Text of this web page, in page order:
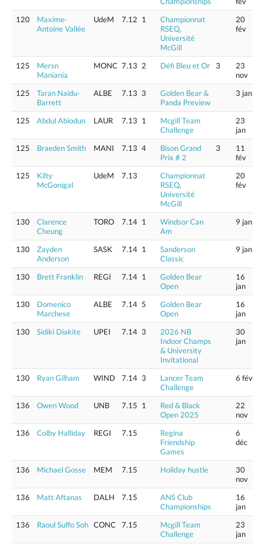
120
Maxime-
Antoine Vallée
UdeM 7.12 1
Championnat
RSEQ,
Université
McGill
20
fév
125
Mersn
Maniania
MONC 7.13 2 Défi Bleu et Or 3
23
nov
125
Taran Naidu-
Barrett
ALBE 7.13 3
Golden Bear &
Panda Preview
3 jan
125 Abdul Abiodun LAUR 7.13 1
Mcgill Team
Challenge
23
jan
125
Braeden Smith MANI 7.13 4
Bison Grand
Prix # 2
3
11
fév
125
Kilty
McGonigal
UdeM 7.13
Championnat
RSEQ,
Université
McGill
20
fév
130
Clarence
Cheung
TORO 7.14 1
Windsor Can
Am
9 jan
130
Zayden
Anderson
SASK 7.14 1
Sanderson
Classic
9 jan
130 Brett Franklin REGI 7.14 1
Golden Bear
Open
16
jan
130
Domenico
Marchese
ALBE 7.14 5
Golden Bear
Open
16
jan
130
Sidiki Diakite UPEI 7.14 3
2026 NB
Indoor Champs
& University
Invitational
30
jan
130 Ryan Gilham WIND 7.14 3
Lancer Team
Challenge
6 fév
136 Owen Wood UNB 7.15 1
Red & Black
Open 2025
22
nov
136
Colby Halliday REGI 7.15
Regina
Friendship
Games
6
déc
136 Michael Gosse MEM 7.15 Holiday hustle
30
nov
136
Matt Aftanas DALH 7.15
ANS Club
Championships
16
jan
136
Raoul Suffo Soh CONC 7.15
Mcgill Team
Challenge
23
jan